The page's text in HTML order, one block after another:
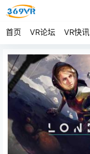
首页 VR论坛 VR快讯